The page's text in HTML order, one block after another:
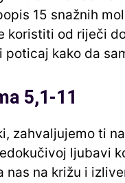
15 snažnih
koristiti od riječi
poticaj kako da
5,1-11
zahvaljujemo ti
ljubavi
nas na križu i